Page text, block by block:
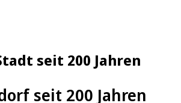
seit 200 Jahren
seit 200 Jahren